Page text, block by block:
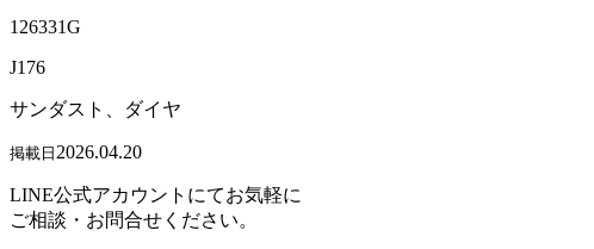
126331G
J176
サンダスト、ダイヤ
掲載日 2026.04.20
LINE公式アカウントにてお気軽に
ご相談・お問合せください。